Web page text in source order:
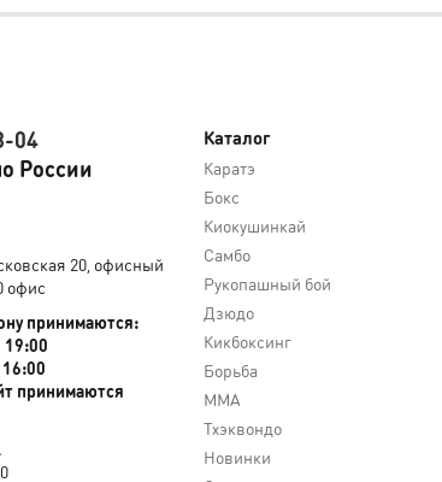
Каталог
Каратэ
Бокс
Киокушинкай
Самбо
Рукопашный бой
Дзюдо
Кикбоксинг
Борьба
MMA
Тхэквондо
Новинки
04
России
20, офисный
офис
принимаются:
19:00
принимаются